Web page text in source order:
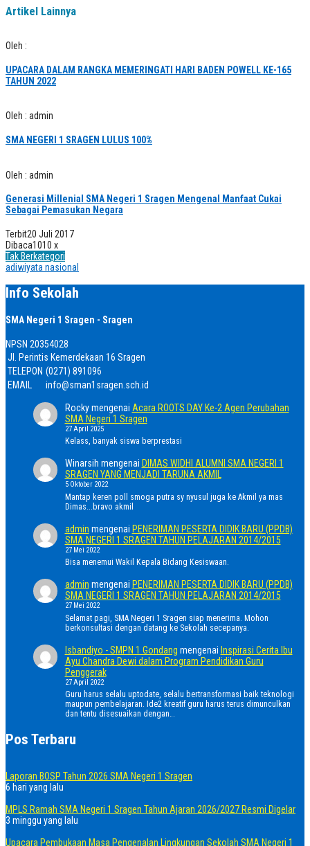
Artikel Lainnya
Oleh :
UPACARA DALAM RANGKA MEMERINGATI HARI BADEN POWELL KE-165
TAHUN 2022
Oleh : admin
SMA NEGERI 1 SRAGEN LULUS 100%
Oleh : admin
Generasi Millenial SMA Negeri 1 Sragen Mengenal Manfaat Cukai
Sebagai Pemasukan Negara
Terbit20 Juli 2017
Dibaca1010 x
Tak Berkategori
adiwiyata nasional
Info Sekolah
SMA Negeri 1 Sragen - Sragen
NPSN 20354028
Jl. Perintis Kemerdekaan 16 Sragen
TELEPON (0271) 891096
EMAIL
info@sman1sragen.sch.id
Rockymengenai Acara ROOTS DAY Ke-2 Agen Perubahan
SMA Negeri 1 Sragen
27 April 2025
Kelass, banyak siswa berprestasi
Winarsih mengenai DIMAS WIDHI ALUMNI SMA NEGERI 1
SRAGEN YANG MENJADI TARUNA AKMIL
5 Oktober 2022
Mantap keren poll smoga putra sy nyusul juga ke Akmil ya mas
Dimas...bravo akmil
admin mengenai PENERIMAN PESERTA DIDIK BARU (PPDB)
SMA NEGERI 1 SRAGEN TAHUN PELAJARAN 2014/2015
27 Mei 2022
Bisa menemui Wakil Kepala Bidang Kesiswaan.
admin mengenai PENERIMAN PESERTA DIDIK BARU (PPDB)
SMA NEGERI 1 SRAGEN TAHUN PELAJARAN 2014/2015
27 Mei 2022
Selamat pagi, SMA Negeri 1 Sragen siap menerima. Mohon
berkonsultasi dengan datang ke Sekolah secepanya.
Isbandiyo - SMPN 1 Gondang mengenai Inspirasi Cerita Ibu
Ayu Chandra Dewi dalam Program Pendidikan Guru
Penggerak
27 April 2022
Guru harus selalu uptodate, selalu bertransformasi baik teknologi
maupun pembelajaran. Ide2 kreatif guru harus terus dimunculkan
dan tentu disesuaikan dengan…
Pos Terbaru
Laporan BOSP Tahun 2026 SMA Negeri 1 Sragen
6 hari yang lalu
MPLS Ramah SMA Negeri 1 Sragen Tahun Ajaran 2026/2027 Resmi Digelar
3 minggu yang lalu
Upacara Pembukaan Masa Pengenalan Lingkungan Sekolah SMA Negeri 1